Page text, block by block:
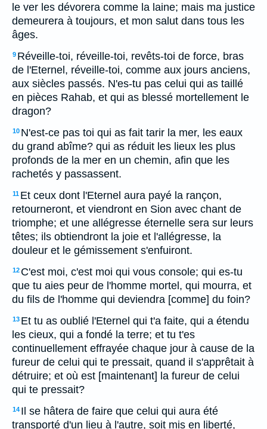
le ver les dévorera comme la laine; mais ma justice
demeurera à toujours, et mon salut dans tous les
âges.
9 Réveille-toi, réveille-toi, revêts-toi de force, bras
de l'Eternel, réveille-toi, comme aux jours anciens,
aux siècles passés. N'es-tu pas celui qui as taillé
en pièces Rahab, et qui as blessé mortellement le
dragon?
10 N'est-ce pas toi qui as fait tarir la mer, les eaux
du grand abîme? qui as réduit les lieux les plus
profonds de la mer en un chemin, afin que les
rachetés y passassent.
11 Et ceux dont l'Eternel aura payé la rançon,
retourneront, et viendront en Sion avec chant de
triomphe; et une allégresse éternelle sera sur leurs
têtes; ils obtiendront la joie et l'allégresse, la
douleur et le gémissement s'enfuiront.
12 C'est moi, c'est moi qui vous console; qui es-tu
que tu aies peur de l'homme mortel, qui mourra, et
du fils de l'homme qui deviendra [comme] du foin?
13 Et tu as oublié l'Eternel qui t'a faite, qui a étendu
les cieux, qui a fondé la terre; et tu t'es
continuellement effrayée chaque jour à cause de la
fureur de celui qui te pressait, quand il s'apprêtait à
détruire; et où est [maintenant] la fureur de celui
qui te pressait?
14 Il se hâtera de faire que celui qui aura été
transporté d'un lieu à l'autre, soit mis en liberté,